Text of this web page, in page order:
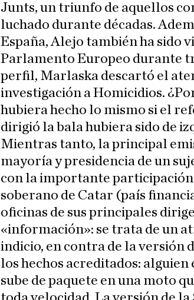
Junts, un triunfo de aquellos
luchado durante décadas.
España, Alejo también ha sido
Parlamento Europeo durante
perfil, Marlaska descartó el
investigación a Homicidios.
hubiera hecho lo mismo si el
dirigió la bala hubiera sido de
Mientras tanto, la principal
mayoría y presidencia de un
con la importante
soberano de Catar (país
oficinas de sus principales
«información»: se trata de un
indicio, en contra de la versión
los hechos acreditados: alguien
sube de paquete en una moto